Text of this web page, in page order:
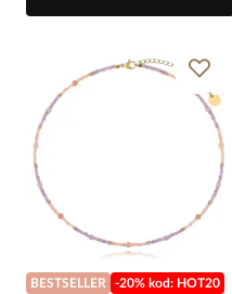
BESTSELLER -20% kod: HOT20